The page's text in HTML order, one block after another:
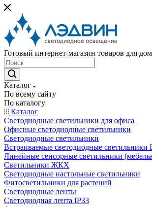
Готовый интернет-магазин товаров для
Каталог
По всему сайту
По каталогу
Каталог
Светодиодные светильники для офиса
Офисные светодиодные светильники
Светодиодные светильники
Встраиваемые светодиодные светильники
Линейные сенсорные светильники
Светильники ЖКХ
Светодиодные настольные светильники
Фитосветильники для растений
Светодиодные ленты
Светодиодная лента IP33